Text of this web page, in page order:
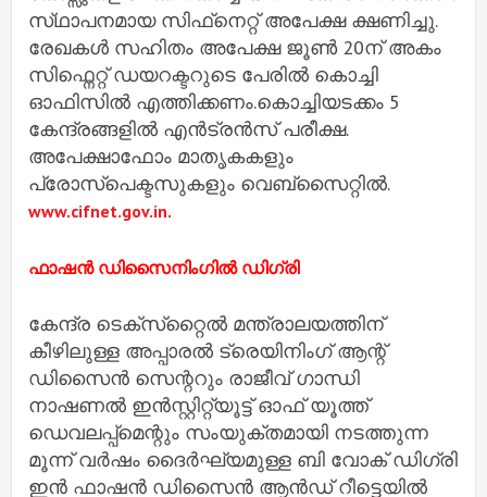
സ്‌ഥാപനമായ സിഫ്‌നെറ്റ് അപേക്ഷ ക്ഷണിച്ചു.
രേഖകൾ സഹിതം അപേക്ഷ ജൂൺ 20ന് അകം
സിഫ്നെറ്റ് ഡയറക്ടറുടെ പേരിൽ കൊച്ചി
ഓഫിസിൽ എത്തിക്കണം.കൊച്ചിയടക്കം 5
കേന്ദ്രങ്ങളിൽ എൻട്രൻസ് പരീക്ഷ.
അപേക്ഷാഫോം മാതൃകകളും
പ്രോസ്പെക്ടസുകളും വെബ്സൈറ്റിൽ.
www.cifnet.gov.in.
ഫാഷന്‍ ഡിസൈനിംഗില്‍ ഡിഗ്രി
കേന്ദ്ര ടെക്‌സ്‌റ്റൈല്‍ മന്ത്രാലയത്തിന്
കീഴിലുള്ള അപ്പാരല്‍ ട്രെയിനിംഗ് ആന്റ്
ഡിസൈന്‍ സെന്ററും രാജീവ് ഗാന്ധി
നാഷണല്‍ ഇന്‍സ്റ്റിറ്റ്യൂട്ട് ഓഫ് യൂത്ത്
ഡെവലപ്പ്‌മെന്റും സംയുക്തമായി നടത്തുന്ന
മൂന്ന് വര്‍ഷം ദൈര്‍ഘ്യമുള്ള ബി വോക് ഡിഗ്രി
ഇന്‍ ഫാഷന്‍ ഡിസൈന്‍ ആന്‍ഡ് റീട്ടെയില്‍